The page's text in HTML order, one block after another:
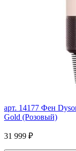
арт. 14177 Фен
Gold (Розовый)
31 999 ₽